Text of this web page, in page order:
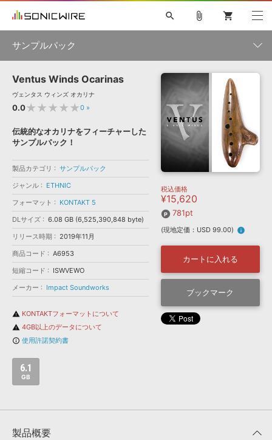
ソフト音源 »
プラグイン・エフェクト »
サンプルパック »
ソフトウェア／ツール »
DAW »
効果音 »
BGM »
キャンペーン »
特集 »
ニュースレター »
SONICWIREブログ »
製品サポート情報 »
DTMガイド »
FAQ »
お問い合わせ »
音楽カード
楽曲配信流通 サービス
無償のサウンド管理ソフト
APS
search
初音ミク NT 鏡音リン・レン V4X 巡音ルカ V4X
MEIKO V3
KAITO V3
VOCALOID TOONTRACK
SPITFIRE AUDIO
VIENNA
EZ DRUMMER 3
ライセンスフリーBGM
サンプルパックを試そう
ボーカル抜き出し
DUBSTEP
ELECTRONICA
MUTANT
ROUTER.FM
SONOCA
ソフト音源 プラグイン・エフェクト
ソフトウェア／ツール DAW 効果音
attach_file shopping_cart
サンプルパック
製品一覧
ジャンル
メーカー
フォーマット
ランキング
Ventus Winds Ocarinas
ヴェンタス ウィンズ オカリナ
0.0★★★★★0 »
伝統的なオカリナをフィーチャーした
サンプルパック！
製品カテゴリ
サンプルパック
ジャンル
ETHNIC
フォーマット
KONTAKT 5
DLサイズ
6.08 GB (6,525,390,848 byte)
リリース時期
2019年11月
商品コード
A6953
短縮コード
ISWVEWO
メーカー
Impact Soundworks
warning KONTAKTフォーマットについて
warning 4GB以上のデータについて
info_outline 使用許諾契約書
6.1
GB
税込価格
¥15,620
781pt
(現地定価：USD 99.00) info
カートに入れる
ブックマーク
製品概要